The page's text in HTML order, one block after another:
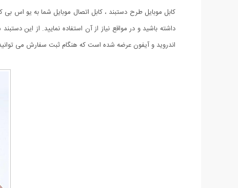
کابل موبایل طرح دستبند ، کابل اتصال موبایل شما به یو اس
اندروید و آیفون عرضه شده است که هنگام ثبت سفارش می